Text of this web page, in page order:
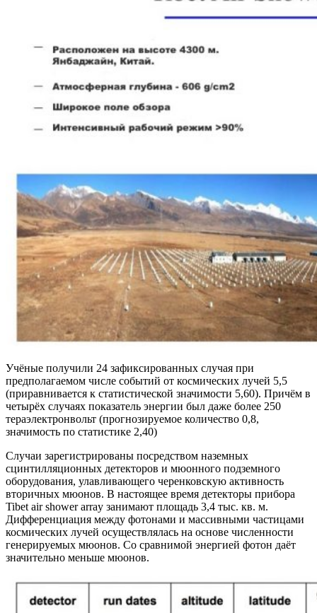
Учёные получили 24 зафиксированных случая при
предполагаемом числе событий от космических лучей 5,5
(приравнивается к статистической значимости 5,60). Причём в
четырёх случаях показатель энергии был даже более 250
тераэлектронвольт (прогнозируемое количество 0,8,
значимость по статистике 2,40)
Случаи зарегистрированы посредством наземных
сцинтилляционных детекторов и мюонного подземного
оборудования, улавливающего черенковскую активность
вторичных мюонов. В настоящее время детекторы прибора
Tibet air shower array занимают площадь 3,4 тыс. кв. м.
Дифференциация между фотонами и массивными частицами
космических лучей осуществлялась на основе численности
генерируемых мюонов. Со сравнимой энергией фотон даёт
значительно меньше мюонов.